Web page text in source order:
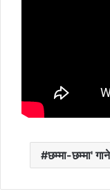
छम्मा-छम्मा'